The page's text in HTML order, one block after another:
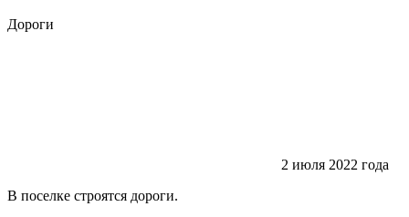
Дороги
2 июля 2022 года
В поселке строятся дороги.